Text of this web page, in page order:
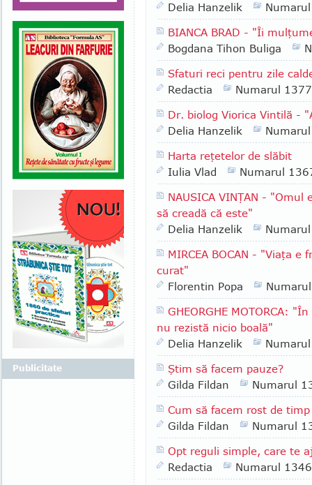
Delia Hanzelik
BIANCA BRAD - "Îi
Bogdana Tihon Buliga
Sfaturi reci pentru zile
Redactia
Numarul 1377
Dr. biolog Viorica Vintilă -
Delia Hanzelik
Harta reţetelor de slăbit
Iulia Vlad
Numarul
NAUSICA VINŢAN -
să creadă că este"
Delia Hanzelik
MIRCEA BOCAN - "Viaţa
curat"
Florentin Popa
GHEORGHE MOTORCA:
nu rezistă nicio boală"
Delia Hanzelik
Ştim să facem pauze?
Gilda Fildan
Numarul
Cum să facem rost de timp
Gilda Fildan
Numarul
Opt reguli simple, care te
Redactia
Numarul 1346
Publicitate